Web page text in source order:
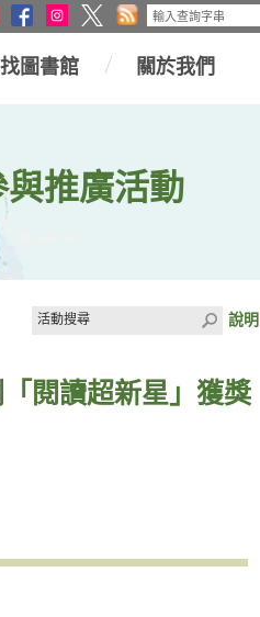
圖書館 關於我們
與推廣活動
說明
閱讀超新星」獲獎